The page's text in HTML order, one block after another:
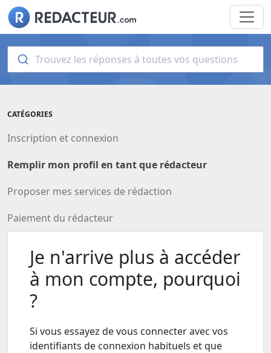
Trouvez les réponses à toutes vos questions
CATÉGORIES
Inscription et connexion
Remplir mon profil en tant que rédacteur
Proposer mes services de rédaction
Paiement du rédacteur
Je n'arrive plus à accéder
à mon compte, pourquoi
?
Si vous essayez de vous connecter avec vos
identifiants de connexion habituels et que